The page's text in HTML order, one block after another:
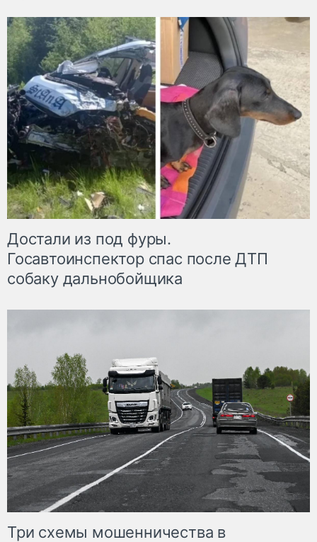
Достали из под фуры.
Госавтоинспектор спас после ДТП
собаку дальнобойщика
Три схемы мошенничества в